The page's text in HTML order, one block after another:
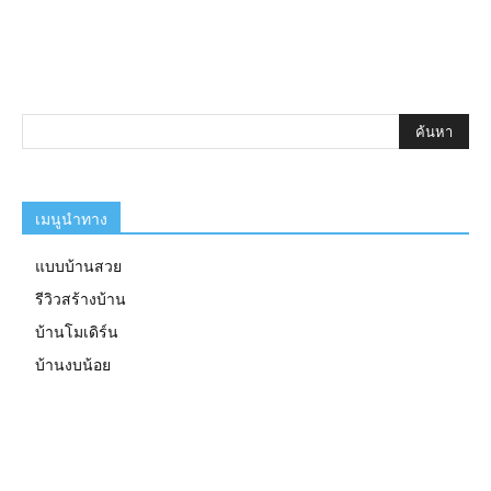
เมนูนำทาง
แบบบ้านสวย
รีวิวสร้างบ้าน
บ้านโมเดิร์น
บ้านงบน้อย